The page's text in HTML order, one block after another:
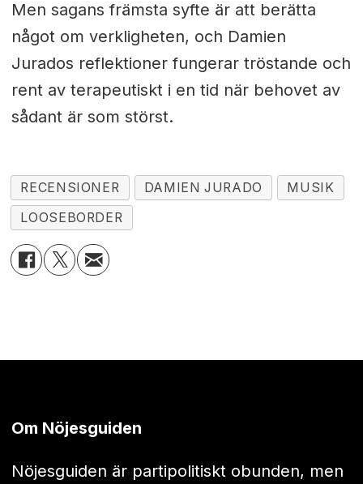
Men sagans främsta syfte är att berätta
något om verkligheten, och Damien
Jurados reflektioner fungerar tröstande och
rent av terapeutiskt i en tid när behovet av
sådant är som störst.
RECENSIONER DAMIEN JURADO
MUSIK
LOOSEBORDER
Om Nöjesguiden
Nöjesguiden är partipolitiskt obunden, men